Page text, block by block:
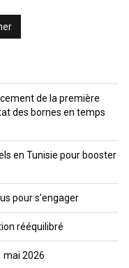
de la première
des bornes en temps
en Tunisie pour booster
pour s’engager
rééquilibré
mai 2026